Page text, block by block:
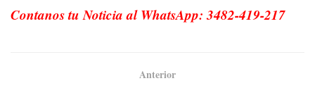
Contanos tu Noticia al WhatsApp: 3482-419-217
Anterior